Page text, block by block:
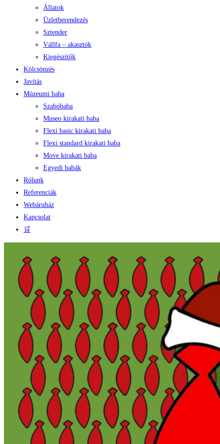
Állatok
Üzletberendezés
Sztender
Vállfa – akasztók
Kiegészítők
Kölcsönzés
Javítás
Múzeumi baba
Szabóbaba
Museo kirakati baba
Flexi basic kirakati baba
Flexi standard kirakati baba
Move kirakati baba
Egyedi babák
Rólunk
Referenciák
Webáruház
Kapcsolat
🛒